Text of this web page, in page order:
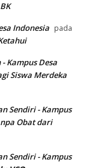
Indonesia pada
Kampus Desa
Siswa Merdeka
Sendiri - Kampus
Obat dari
Sendiri - Kampus